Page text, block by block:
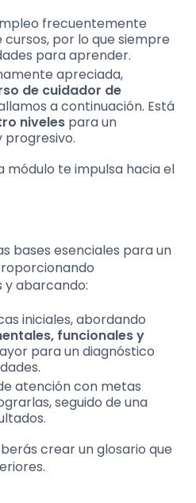
frecuentemente
por lo que siempre
para aprender.
apreciada,
de cuidador de
a continuación. Está
niveles para un
progresivo.
módulo te impulsa hacia el
bases esenciales para un
abarcando:
iniciales, abordando
funcionales y
para un diagnóstico
atención con metas
seguido de una
crear un glosario que